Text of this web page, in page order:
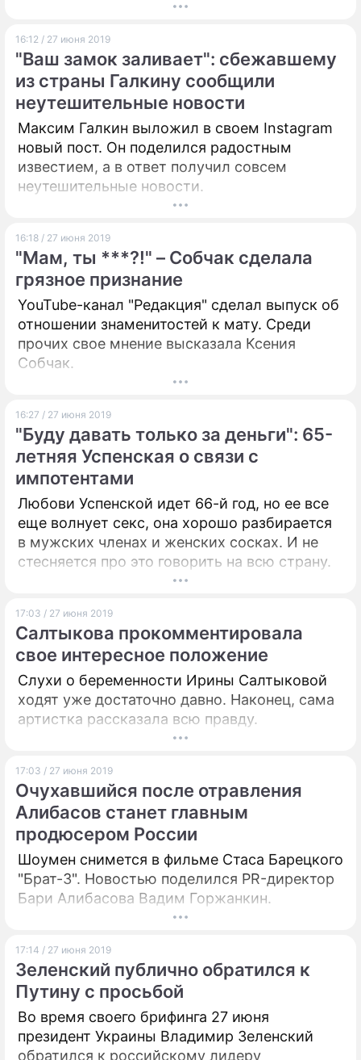
16:12 / 27 июня 2019
"Ваш замок заливает": сбежавшему
из страны Галкину сообщили
неутешительные новости
Максим Галкин выложил в своем Instagram
новый пост. Он поделился радостным
известием, а в ответ получил совсем
неутешительные новости.
16:18 / 27 июня 2019
"Мам, ты ***?!" – Собчак сделала
грязное признание
YouTube-канал "Редакция" сделал выпуск об
отношении знаменитостей к мату. Среди
прочих свое мнение высказала Ксения
Собчак.
16:27 / 27 июня 2019
"Буду давать только за деньги": 65-
летняя Успенская о связи с
импотентами
Любови Успенской идет 66-й год, но ее все
еще волнует секс, она хорошо разбирается
в мужских членах и женских сосках. И не
стесняется про это говорить на всю страну.
17:03 / 27 июня 2019
Салтыкова прокомментировала
свое интересное положение
Слухи о беременности Ирины Салтыковой
ходят уже достаточно давно. Наконец, сама
артистка рассказала всю правду.
17:03 / 27 июня 2019
Очухавшийся после отравления
Алибасов станет главным
продюсером России
Шоумен снимется в фильме Стаса Барецкого
"Брат-3". Новостью поделился PR-директор
Бари Алибасова Вадим Горжанкин.
17:14 / 27 июня 2019
Зеленский публично обратился к
Путину с просьбой
Во время своего брифинга 27 июня
президент Украины Владимир Зеленский
обратился к российскому лидеру